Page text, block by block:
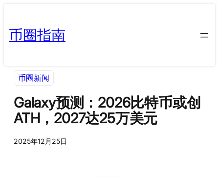
币圈指南
币圈新闻
Galaxy预测：2026比特币或创
ATH，2027达25万美元
2025年12月25日